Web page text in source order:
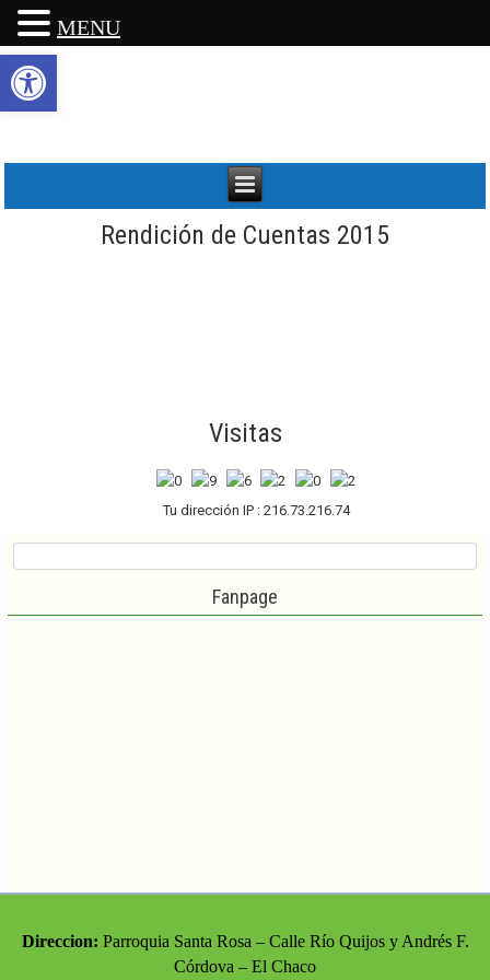
Rendición de Cuentas 2015
Visitas
Tu dirección IP : 216.73.216.74
Fanpage
Direccion: Parroquia Santa Rosa – Calle Río Quijos y Andrés F.
Córdova – El Chaco
MENU
Abrir barra de herramientas